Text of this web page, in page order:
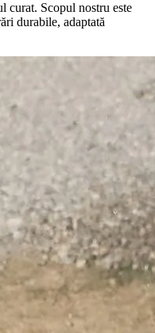
curat. Scopul nostru este
durabile, adaptată